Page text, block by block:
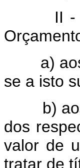
II -
a) aos
se a isto
b) aos
dos
valor de
tratar de